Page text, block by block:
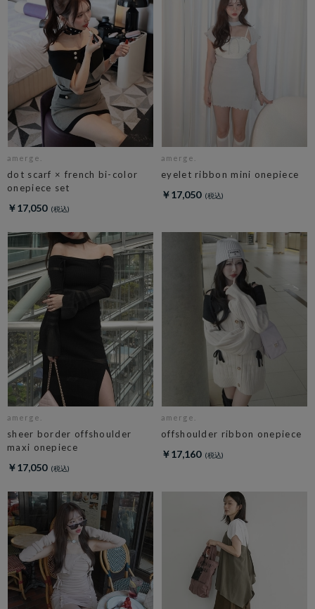
amerge.
dot scarf × french bi-color
onepiece set
￥17,050
amerge.
eyelet ribbon mini onepiece
￥17,050
amerge.
sheer border offshoulder
maxi onepiece
￥17,050
amerge.
offshoulder ribbon onepiece
￥17,160